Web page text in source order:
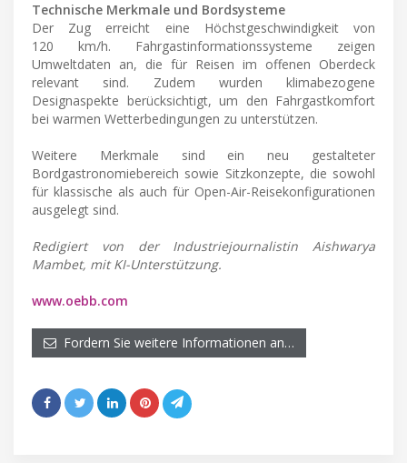
Technische Merkmale und Bordsysteme
Der Zug erreicht eine Höchstgeschwindigkeit von
120 km/h. Fahrgastinformationssysteme zeigen
Umweltdaten an, die für Reisen im offenen Oberdeck
relevant sind. Zudem wurden klimabezogene
Designaspekte berücksichtigt, um den Fahrgastkomfort
bei warmen Wetterbedingungen zu unterstützen.
Weitere Merkmale sind ein neu gestalteter
Bordgastronomiebereich sowie Sitzkonzepte, die sowohl
für klassische als auch für Open-Air-Reisekonfigurationen
ausgelegt sind.
Redigiert von der Industriejournalistin Aishwarya
Mambet, mit KI-Unterstützung.
www.oebb.com
Fordern Sie weitere Informationen an…